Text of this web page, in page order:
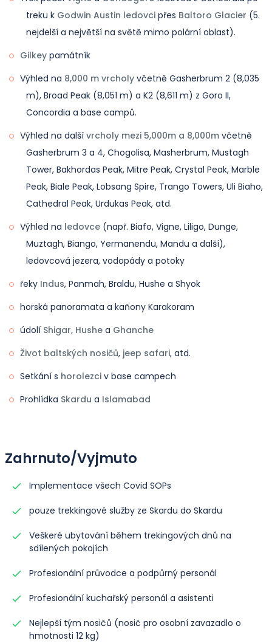
zdolávání hor v Karakoramu. Budeme mít šanci
potkat horolezce v základním táboře Broad Peak a
K2 pouze tehdy, když tam budeme během
července a srpna. Po uctění památky legend na
Gilkey Memorial začneme trek zpět do Concordia
stejnou trasou a přenocujeme v Concordia.
Ubytování:stany na základě sdílení ve dvojicích.
Jídlo:Snídaně, oběd a večeře zahrnuty.
osmitisícovky (K2, Broad Peak, G1 a G2) a celý region
Baltoro se vám rozprostře přímo před očima, na
druhé straně vás uchvátí okouzlující vrchol Laila a
údolí Gondogoro.
Účastníci musí být obzvlášť ostražití a musí sledovat
každý krok při sestupu z vrcholu. Při sestupu z
V raném létě je tato část pokryta sněhem, takže si
ponechte mačky, pokud je sníh, zatímco po
polovině léta je většinou skalnatá, takže se snažte
sestoupit bez maček. Náš podpůrný tým je vždy
přítomen, náš průvodce vás povede zepředu. Po
sestupu z průsmyku se stezka stává snadnou a
přehlednou až k táboru Khuspang. Přenocujeme v
táboře Khuspang (4600 m) přímo před vrcholem
Laila.
Ubytování:stany na základě sdílení ve dvojicích.
treku k Godwin Austin ledovci přes Baltoro Glacier (5.
nejdelší a největší na světě mimo polární oblast).
Gilkey památník
Výhled na 8,000 m vrcholy včetně Gasherbrum 2 (8,035
m), Broad Peak (8,051 m) a K2 (8,611 m) z Goro II,
Concordia a base campů.
Výhled na další vrcholy mezi 5,000m a 8,000m včetně
Gasherbrum 3 a 4, Chogolisa, Masherbrum, Mustagh
Tower, Bakhordas Peak, Mitre Peak, Crystal Peak, Marble
Peak, Biale Peak, Lobsang Spire, Trango Towers, Uli Biaho,
Cathedral Peak, Urdukas Peak, atd.
Výhled na ledovce (např. Biafo, Vigne, Liligo, Dunge,
Muztagh, Biango, Yermanendu, Mandu a další),
ledovcová jezera, vodopády a potoky
řeky Indus, Panmah, Braldu, Hushe a Shyok
horská panoramata a kaňony Karakoram
údolí Shigar, Hushe a Ghanche
Život baltských nosičů, jeep safari, atd.
Setkání s horolezci v base campech
Prohlídka Skardu a Islamabad
Zahrnuto/Vyjmuto
Implementace všech Covid SOPs
pouze trekkingové služby ze Skardu do Skardu
Veškeré ubytování během trekingových dnů na
sdílených pokojích
Profesionální průvodce a podpůrný personál
Profesionální kuchařský personál a asistenti
Nejlepší tým nosičů (nosič pro osobní zavazadlo o
hmotnosti 12 kg)